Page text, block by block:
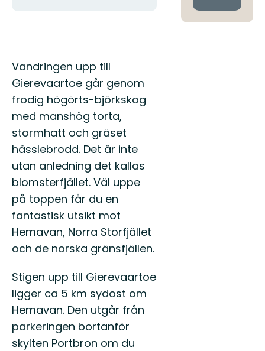
Beskrivning
Vandringen upp till
Gierevaartoe går genom
frodig högörts-björkskog
med manshög torta,
stormhatt och gräset
hässlebrodd. Det är inte
utan anledning det kallas
blomsterfjället. Väl uppe
på toppen får du en
fantastisk utsikt mot
Hemavan, Norra Storfjället
och de norska gränsfjällen.
Stigen upp till Gierevaartoe
ligger ca 5 km sydost om
Hemavan. Den utgår från
parkeringen bortanför
skylten Portbron om du